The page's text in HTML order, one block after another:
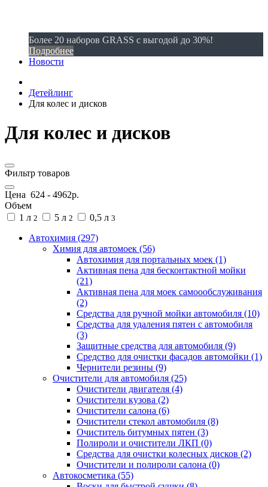
Более 20 наборов GRASS с выгодой до 30%!
Подробнее
Новости
Детейлинг
Для колес и дисков
Для колес и дисков
Фильтр товаров
Цена 624 - 4962р.
Объем
1 л 2 5 л 2 0,5 л 3
Автохимия (297)
Химия для автомоек (56)
Автохимия для портальных моек (1)
Активная пена для бесконтактной мойки
(21)
Активная пена для моек самоообслуживания
(2)
Средства для ручной мойки автомобиля (10)
Средства для удаления пятен с автомобиля
(3)
Защитные средства для автомобиля (9)
Средство для очистки фасадов автомойки (1)
Чернители резины (9)
Очистители для автомобиля (25)
Очистители двигателя (4)
Очистители кузова (2)
Очистители салона (6)
Очистители стекол автомобиля (8)
Очиститель битумных пятен (3)
Полироли и очистители ЛКП (0)
Средства для очистки колесных дисков (2)
Очистители и полироли салона (0)
Автокосметика (55)